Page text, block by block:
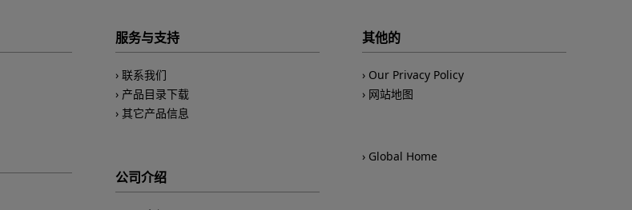
服务与支持
联系我们
产品目录下载
其它产品信息
公司介绍
其他的
Our Privacy Policy
网站地图
Global Home